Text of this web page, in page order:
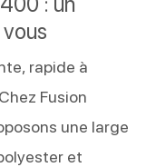
rapide à
Fusion
une large
et